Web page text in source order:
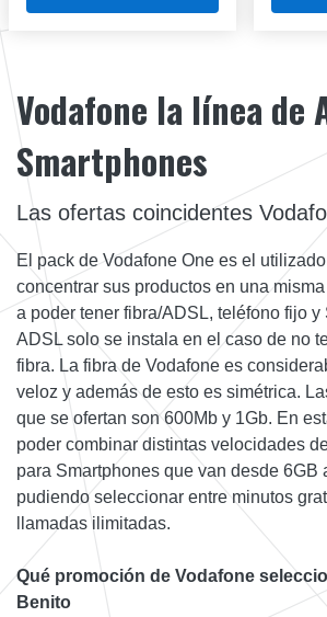
Vodafone la línea de
Smartphones
Las ofertas coincidentes
El pack de Vodafone One es el
concentrar sus productos en una
a poder tener fibra/ADSL, teléfono fijo y
ADSL solo se instala en el caso de no
fibra. La fibra de Vodafone es
veloz y además de esto es simétrica.
que se ofertan son 600Mb y 1Gb. En
poder combinar distintas velocidades
para Smartphones que van desde 6GB
pudiendo seleccionar entre minutos
llamadas ilimitadas.
Qué promoción de Vodafone
Benito